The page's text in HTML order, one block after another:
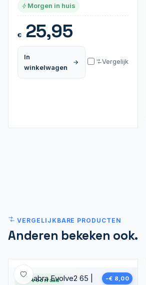
Morgen in huis
€25,95
In
winkelwagen
Vergelijk
VERGELIJKBARE PRODUCTEN
Anderen bekeken ook.
Op voorraad Nieuw
−€ 8,00